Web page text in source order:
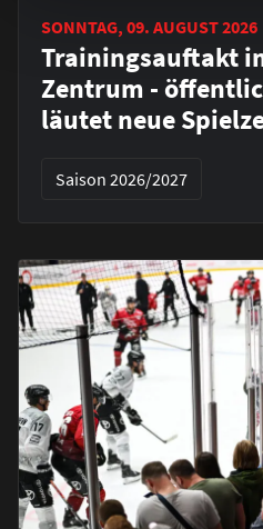
SONNTAG, 09. AUGUST 2026
Trainingsauftakt
Zentrum -
läutet neue
Saison 2026/2027